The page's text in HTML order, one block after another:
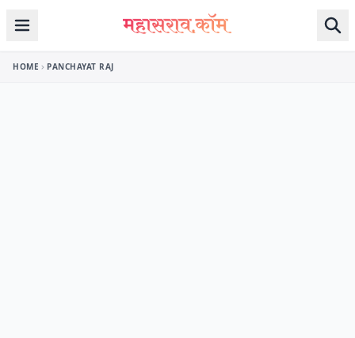
Skip to content
HOME PANCHAYAT RAJ